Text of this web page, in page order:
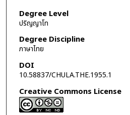
Degree Level
ปริญญาโท
Degree Discipline
ภาษาไทย
DOI
10.58837/CHULA.THE.1955.1
Creative Commons License